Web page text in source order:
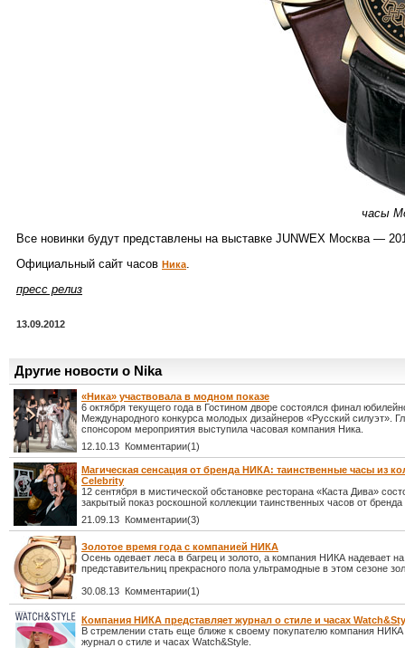
часы
Все новинки будут представлены на выставке JUNWEX Москва —
Официальный сайт часов Ника.
пресс релиз
13.09.2012
Другие новости о Nika
«Ника» участвовала в модном показе
6 октября текущего года в Гостином дворе состоялся финал
Международного конкурса молодых дизайнеров «Русский силуэт».
спонсором мероприятия выступила часовая компания Ника.
12.10.13 Комментарии(1)
Магическая сенсация от бренда НИКА: таинственные часы из
Celebrity
12 сентября в мистической обстановке ресторана «Каста Дива»
закрытый показ роскошной коллекции таинственных часов от
21.09.13 Комментарии(3)
Золотое время года с компанией НИКА
Осень одевает леса в багрец и золото, а компания НИКА надевает на
представительниц прекрасного пола ультрамодные в этом сезоне
30.08.13 Комментарии(1)
Компания НИКА представляет журнал о стиле и часах
В стремлении стать еще ближе к своему покупателю компания
журнал о стиле и часах Watch&Style.